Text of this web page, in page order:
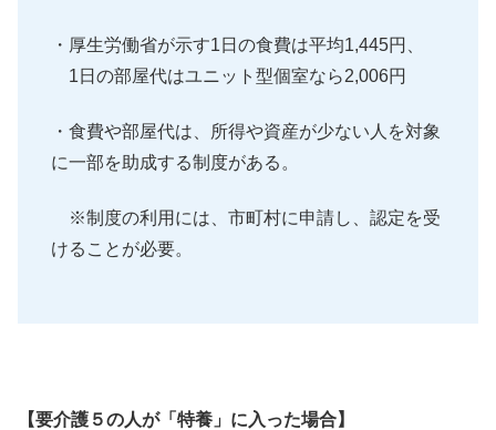
・厚生労働省が示す1日の食費は平均1,445円、
1日の部屋代はユニット型個室なら2,006円
・食費や部屋代は、所得や資産が少ない人を対象
に一部を助成する制度がある。
※制度の利用には、市町村に申請し、認定を受
けることが必要。
【要介護５の人が「特養」に入った場合】